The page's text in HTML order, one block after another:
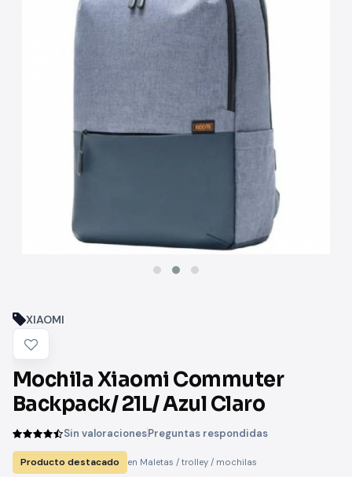
XIAOMI
Mochila Xiaomi Commuter
Backpack/ 21L/ Azul Claro
Sin valoracionesPreguntas respondidas
Producto destacado en Maletas / trolley / mochilas